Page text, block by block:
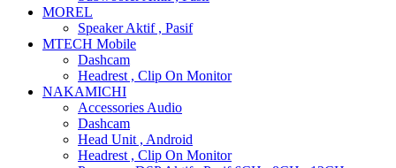
MOREL
Speaker Aktif , Pasif
MTECH Mobile
Dashcam
Headrest , Clip On Monitor
NAKAMICHI
Accessories Audio
Dashcam
Head Unit , Android
Headrest , Clip On Monitor